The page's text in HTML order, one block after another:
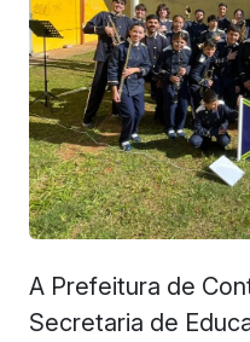
A Prefeitura de
Secretaria de